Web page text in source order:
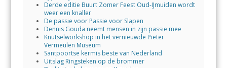
Derde editie Buurt Zomer Feest Oud-IJmuiden wordt
weer een knaller
De passie voor Passie voor Slapen
Dennis Gouda neemt mensen in zijn passie mee
Knutselworkshop in het vernieuwde Pieter
Vermeulen Museum
Santpoortse kermis beste van Nederland
Uitslag Ringsteken op de brommer